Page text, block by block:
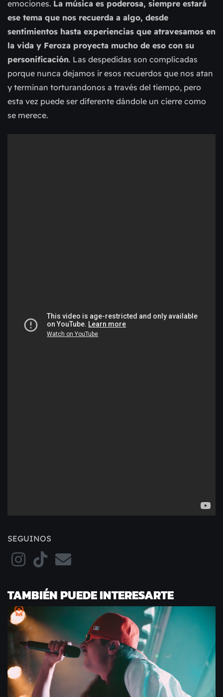
emociones. La música es poderosa, siempre estará
ese tema que nos recuerda a algo, desde
sentimientos hasta experiencias que atravesamos en
la vida y Feroza proyecta mucho de eso con su
personificación. Las despedidas son complicadas
porque nunca dejamos ir esos recuerdos que nos atan
y terminan torturandonos a través del tiempo, pero
esta vez puede ser diferente dándole un cierre como
se merece.
SEGUINOS
TAMBIÉN PUEDE INTERESARTE